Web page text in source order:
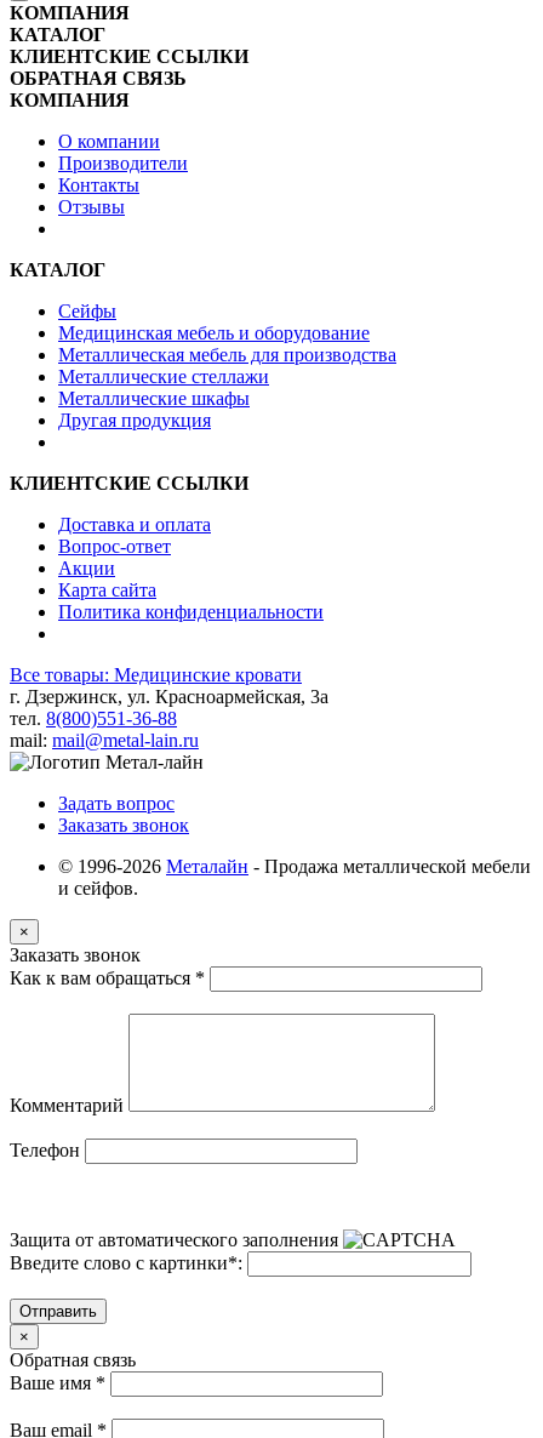
КОМПАНИЯ
КАТАЛОГ
КЛИЕНТСКИЕ ССЫЛКИ
ОБРАТНАЯ СВЯЗЬ
КОМПАНИЯ
О компании
Производители
Контакты
Отзывы
КАТАЛОГ
Сейфы
Медицинская мебель и оборудование
Металлическая мебель для производства
Металлические стеллажи
Металлические шкафы
Другая продукция
КЛИЕНТСКИЕ ССЫЛКИ
Доставка и оплата
Вопрос-ответ
Акции
Карта сайта
Политика конфиденциальности
Все товары: Медицинские кровати
г. Дзержинск, ул. Красноармейская, 3а
тел. 8(800)551-36-88
mail: mail@metal-lain.ru
Задать вопрос
Заказать звонок
© 1996-2026 Металайн - Продажа металлической мебели
и сейфов.
×
Заказать звонок
Как к вам обращаться *
Комментарий
Телефон
Защита от автоматического заполнения
Введите слово с картинки*:
Отправить
×
Обратная связь
Ваше имя *
Ваш email *